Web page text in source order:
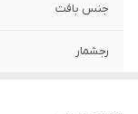
جنس بافت
رجشمار